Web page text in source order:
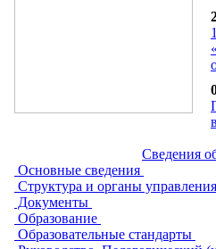
Сведения
Основные сведения
Структура и органы
Документы
Образование
Образовательные стандарты